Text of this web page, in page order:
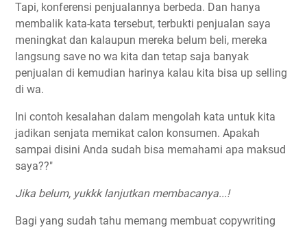
Tapi, konferensi penjualannya berbeda. Dan hanya
membalik kata-kata tersebut, terbukti penjualan saya
meningkat dan kalaupun mereka belum beli, mereka
langsung save no wa kita dan tetap saja banyak
penjualan di kemudian harinya kalau kita bisa up selling
di wa.
Ini contoh kesalahan dalam mengolah kata untuk kita
jadikan senjata memikat calon konsumen. Apakah
sampai disini Anda sudah bisa memahami apa maksud
saya??"
Jika belum, yukkk lanjutkan membacanya...!
Bagi yang sudah tahu memang membuat copywriting